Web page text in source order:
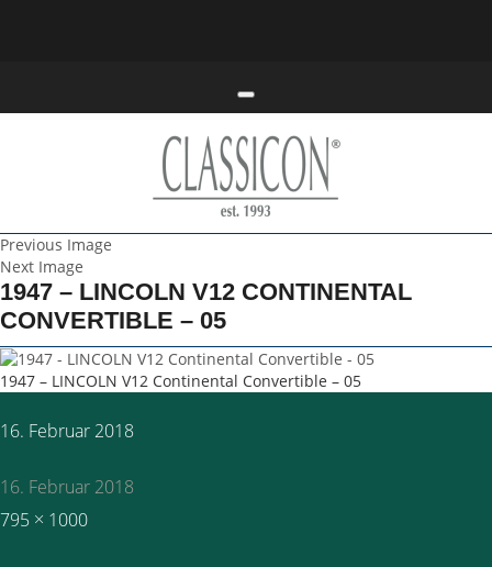
Toggle navigation
Previous Image
Next Image
1947 – LINCOLN V12 CONTINENTAL
CONVERTIBLE – 05
1947 – LINCOLN V12 Continental Convertible – 05
Posted
16. Februar 2018
16. Februar 2018
Full
795 × 1000